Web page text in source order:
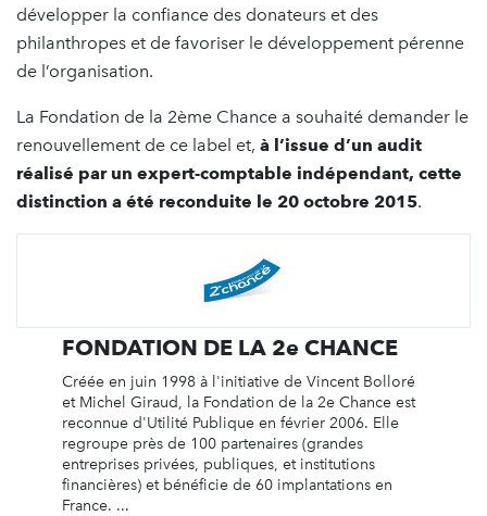
développer la confiance des donateurs et des
philanthropes et de favoriser le développement pérenne
de l’organisation.
La Fondation de la 2ème Chance a souhaité demander le
renouvellement de ce label et, à l’issue d’un audit
réalisé par un expert-comptable indépendant, cette
distinction a été reconduite le 20 octobre 2015.
FONDATION DE LA 2e CHANCE
Créée en juin 1998 à l'initiative de Vincent Bolloré
et Michel Giraud, la Fondation de la 2e Chance est
reconnue d'Utilité Publique en février 2006. Elle
regroupe près de 100 partenaires (grandes
entreprises privées, publiques, et institutions
financières) et bénéficie de 60 implantations en
France. ...